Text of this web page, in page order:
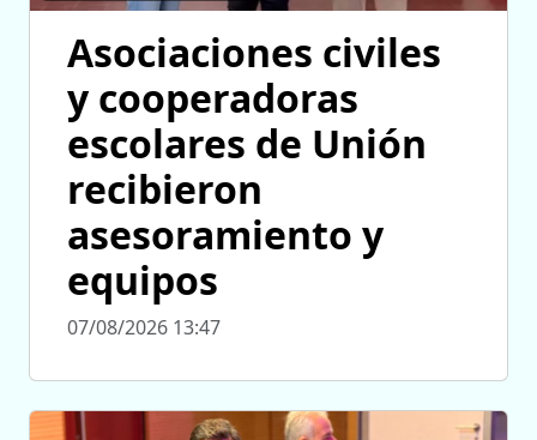
Asociaciones civiles
y cooperadoras
escolares de Unión
recibieron
asesoramiento y
equipos
07/08/2026 13:47